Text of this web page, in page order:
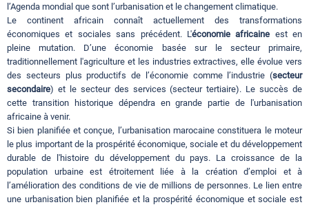
l’Agenda mondial que sont l’urbanisation et le changement climatique.
Le continent africain connaît actuellement des transformations
économiques et sociales sans précédent. L'économie africaine est en
pleine mutation. D’une économie basée sur le secteur primaire,
traditionnellement l'agriculture et les industries extractives, elle évolue vers
des secteurs plus productifs de l’économie comme l’industrie (secteur
secondaire) et le secteur des services (secteur tertiaire). Le succès de
cette transition historique dépendra en grande partie de l'urbanisation
africaine à venir.
Si bien planifiée et conçue, l’urbanisation marocaine constituera le moteur
le plus important de la prospérité économique, sociale et du développement
durable de l'histoire du développement du pays. La croissance de la
population urbaine est étroitement liée à la création d’emploi et à
l’amélioration des conditions de vie de millions de personnes. Le lien entre
une urbanisation bien planifiée et la prospérité économique et sociale est